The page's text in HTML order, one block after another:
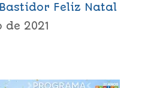
Feliz Natal
de 2021